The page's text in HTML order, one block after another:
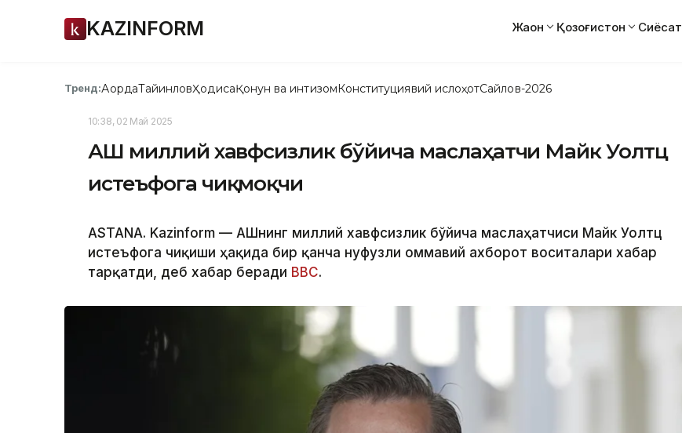
KAZINFORM Жаҳон Қозоғистон Сиёсат
Тренд:АқордаТайинловҲодисаҚонун ва интизомКонституциявий ислоҳотСайлов-2026
10:38, 02 Май 2025
АҚШ миллий хавфсизлик бўйича маслаҳатчи Майк Уолтц
истеъфога чиқмоқчи
ASTANA. Kazinform — АҚШнинг миллий хавфсизлик бўйича маслаҳатчиси Майк Уолтц
истеъфога чиқиши ҳақида бир қанча нуфузли оммавий ахборот воситалари хабар
тарқатди, деб хабар беради BBC.